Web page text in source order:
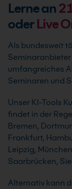
Lerne an
oderLive
Als bundesweit
Seminaranbieter
umfangreiches
Seminaren und
Unser KI-Tools
findet in der
Bremen,
Frankfurt,
Leipzig,
Saarbrücken,
Alternativ kann